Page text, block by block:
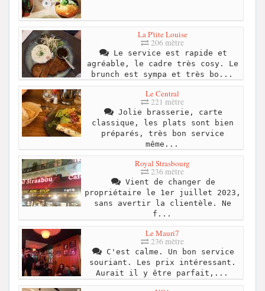
La P'tite Louise
206 mètre
Le service est rapide et
agréable, le cadre très cosy. Le
brunch est sympa et très bo...
Le Central
221 mètre
Jolie brasserie, carte
classique, les plats sont bien
préparés, très bon service
même...
Royal Strasbourg
236 mètre
Vient de changer de
propriétaire le 1er juillet 2023,
sans avertir la clientèle. Ne
f...
Le Mauri7
236 mètre
C'est calme. Un bon service
souriant. Les prix intéressant.
Aurait il y être parfait,...